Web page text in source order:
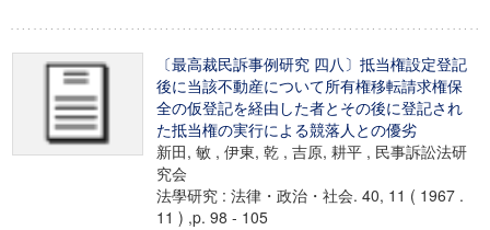
〔最高裁民訴事例研究 四八〕抵当権設定登記
後に当該不動産について所有権移転請求権保
全の仮登記を経由した者とその後に登記され
た抵当権の実行による競落人との優劣
新田, 敏 , 伊東, 乾 , 吉原, 耕平 , 民事訴訟法研
究会
法學研究 : 法律・政治・社会. 40, 11 ( 1967 .
11 ) ,p. 98 - 105